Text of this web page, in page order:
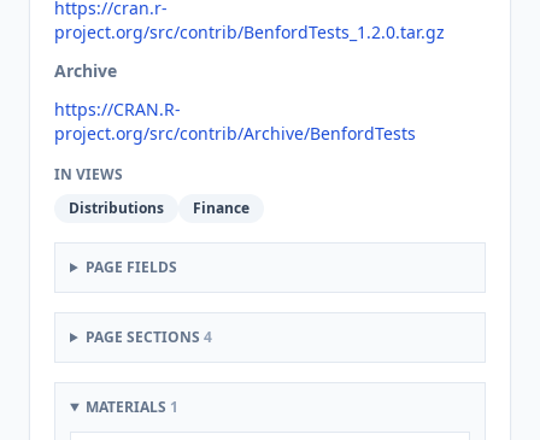
https://cran.r-
project.org/src/contrib/BenfordTests_1.2.0.tar.gz
Archive
https://CRAN.R-
project.org/src/contrib/Archive/BenfordTests
IN VIEWS
Distributions
Finance
PAGE FIELDS
PAGE SECTIONS 4
MATERIALS 1